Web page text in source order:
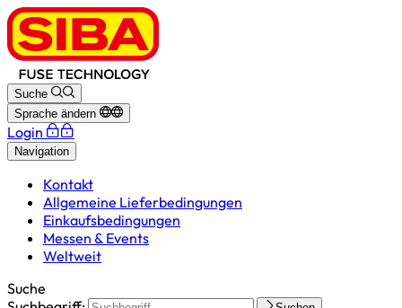
Suche
Sprache ändern
Login
Navigation
Kontakt
Allgemeine Lieferbedingungen
Einkaufsbedingungen
Messen & Events
Weltweit
Suche